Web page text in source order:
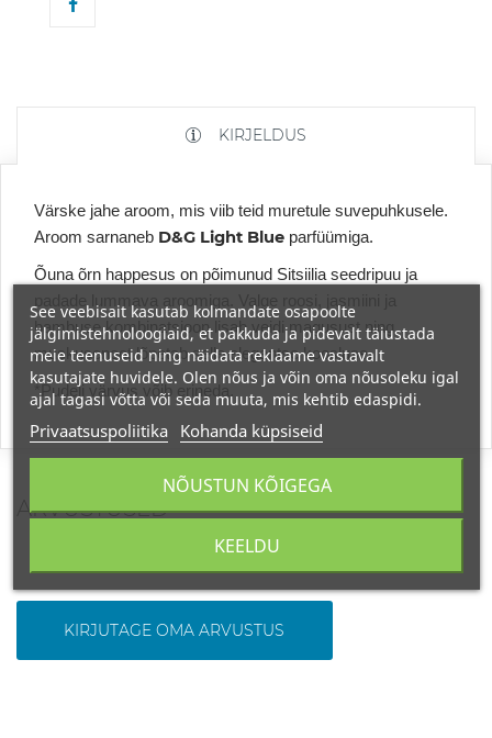
KIRJELDUS
Värske jahe aroom, mis viib teid muretule suvepuhkusele.
Aroom sarnaneb D&G Light Blue parfüümiga.
Õuna õrn happesus on põimunud Sitsiilia seedripuu ja
padade lummava aroomiga. Valge roosi, jasmiini ja
bambuse kombinatsioon lisab veidi magusust ning
muskusenoot lõpetab selle elegantse koosluse.
*Pudeli värvus võib erineda.
ARVUSTUSED
KIRJUTAGE OMA ARVUSTUS
See veebisait kasutab kolmandate osapoolte
jälgimistehnoloogiaid, et pakkuda ja pidevalt täiustada
meie teenuseid ning näidata reklaame vastavalt
kasutajate huvidele. Olen nõus ja võin oma nõusoleku igal
ajal tagasi võtta või seda muuta, mis kehtib edaspidi.
Privaatsuspoliitika Kohanda küpsiseid
KEELDU
NÕUSTUN KÕIGEGA